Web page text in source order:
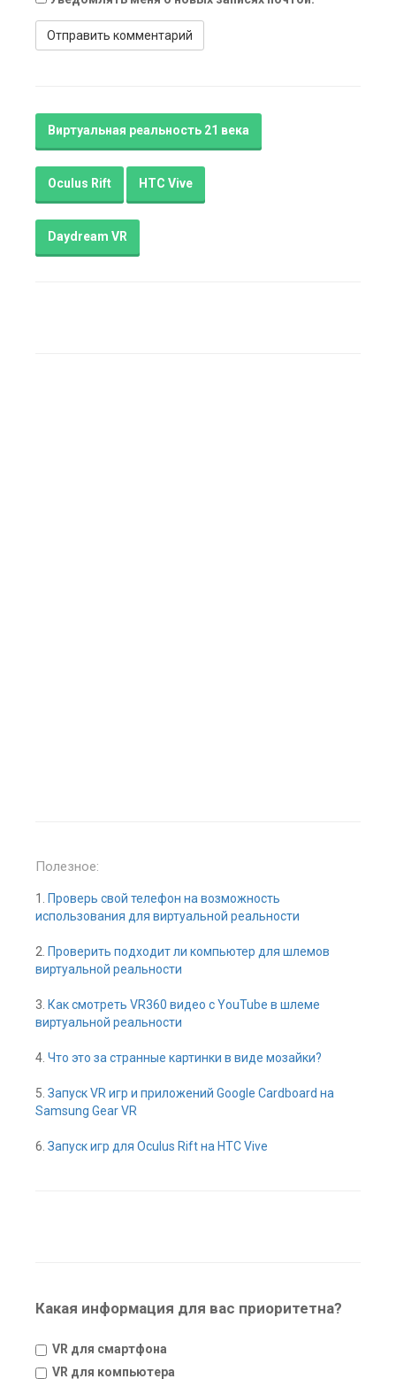
Виртуальная реальность 21 века
Oculus Rift HTC Vive
Daydream VR
Полезное:
1. Проверь свой телефон на возможность
использования для виртуальной реальности
2. Проверить подходит ли компьютер для шлемов
виртуальной реальности
3. Как смотреть VR360 видео с YouTube в шлеме
виртуальной реальности
4. Что это за странные картинки в виде мозайки?
5. Запуск VR игр и приложений Google Cardboard на
Samsung Gear VR
6. Запуск игр для Oculus Rift на HTC Vive
Какая информация для вас приоритетна?
VR для смартфона
VR для компьютера